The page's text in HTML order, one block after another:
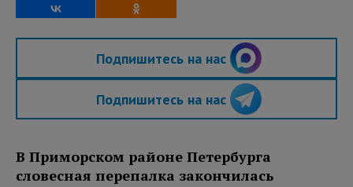
Подпишитесь на нас
Подпишитесь на нас
В Приморском районе Петербурга
словесная перепалка закончилась